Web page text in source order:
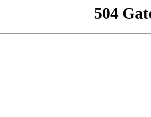
504